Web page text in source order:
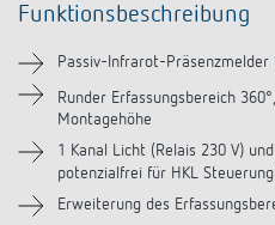
Technische Informationen
Downloads
Videos
Zubehör
Funktionsbeschreibung
Passiv-Infrarot-
Runder Erfassungsbereich
Montagehöhe
1 Kanal Licht (Relais 230 V)
potenzialfrei für HKL
Erweiterung des